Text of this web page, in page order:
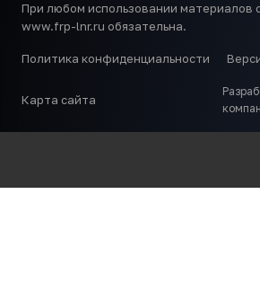
При любом использовании материалов
www.frp-lnr.ru обязательна.
Политика конфиденциальности
Карта сайта